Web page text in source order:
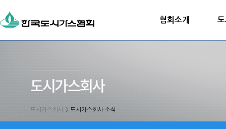
협회소개
도시가스회사 > 도시가스회사 소식